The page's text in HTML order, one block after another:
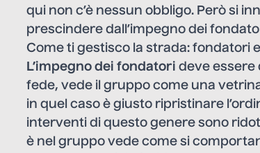
qui non c’è nessun obbligo. Però si
prescindere dall’impegno dei
Come ti gestisco la strada: fondatori
L’impegno dei fondatori deve essere
fede, vede il gruppo come una
in quel caso è giusto ripristinare
interventi di questo genere sono
è nel gruppo vede come si